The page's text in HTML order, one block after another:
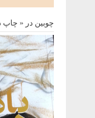
چوبین‌ در « چاپ